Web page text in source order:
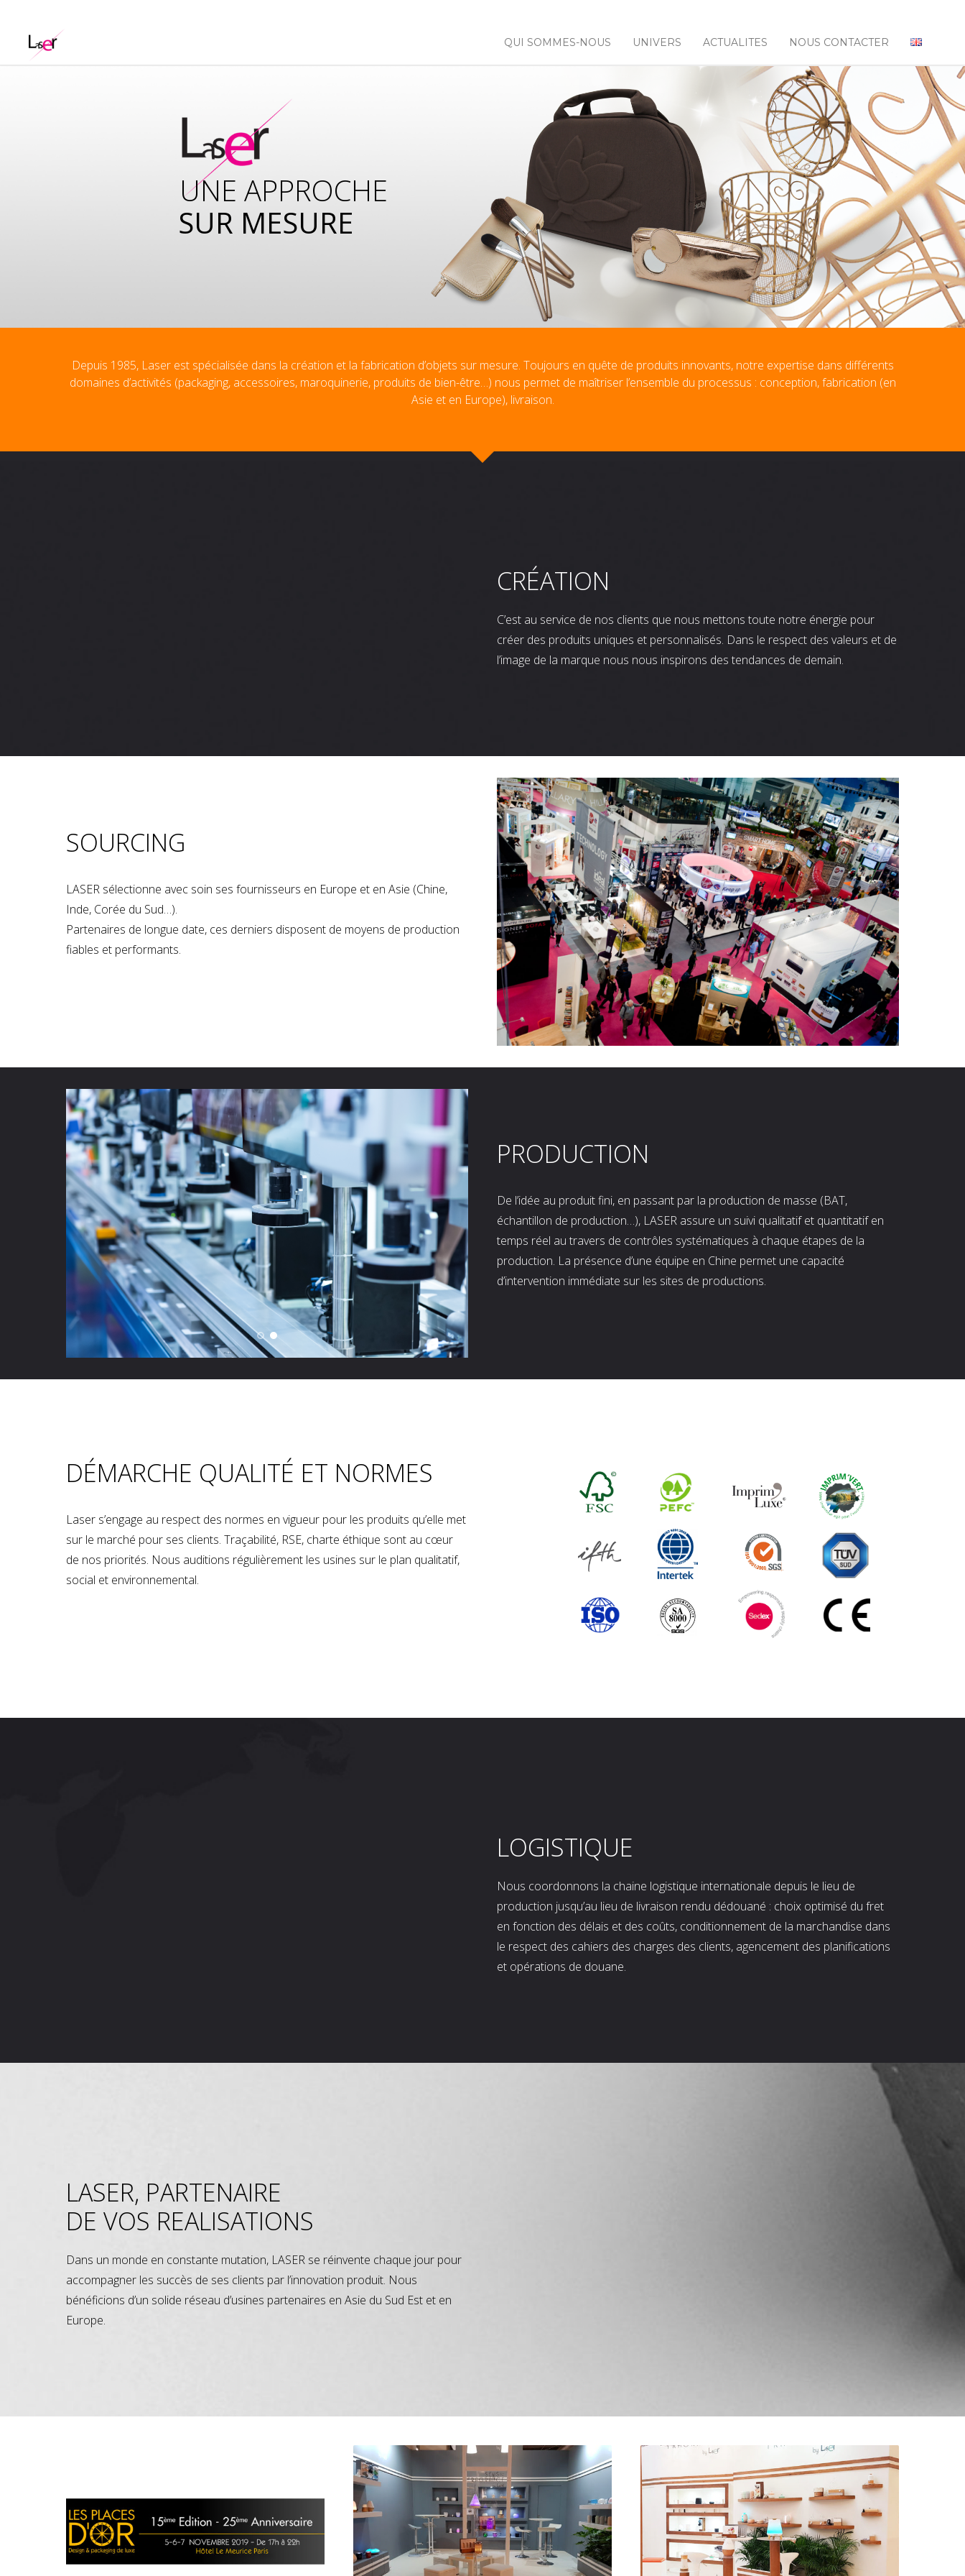
QUI SOMMES-NOUS UNIVERS ACTUALITES NOUS CONTACTER
SUR MESURE
UNE APPROCHE
Depuis 1985, Laser est spécialisée dans la création et la fabrication d’objets sur mesure. Toujours en quête de produits innovants, notre expertise dans différents
domaines d’activités (packaging, accessoires, maroquinerie, produits de bien-être…) nous permet de maîtriser l’ensemble du processus : conception, fabrication (en
Asie et en Europe), livraison.
CRÉATION
C’est au service de nos clients que nous mettons toute notre énergie pour
créer des produits uniques et personnalisés. Dans le respect des valeurs et de
l’image de la marque nous nous inspirons des tendances de demain.
SOURCING
LASER sélectionne avec soin ses fournisseurs en Europe et en Asie (Chine,
Inde, Corée du Sud…).
Partenaires de longue date, ces derniers disposent de moyens de production
fiables et performants.
PRODUCTION
De l’idée au produit fini, en passant par la production de masse (BAT,
échantillon de production…), LASER assure un suivi qualitatif et quantitatif en
temps réel au travers de contrôles systématiques à chaque étapes de la
production. La présence d’une équipe en Chine permet une capacité
d’intervention immédiate sur les sites de productions.
DÉMARCHE QUALITÉ ET NORMES
Laser s’engage au respect des normes en vigueur pour les produits qu’elle met
sur le marché pour ses clients. Traçabilité, RSE, charte éthique sont au cœur
de nos priorités. Nous auditions régulièrement les usines sur le plan qualitatif,
social et environnemental.
LOGISTIQUE
Nous coordonnons la chaine logistique internationale depuis le lieu de
production jusqu’au lieu de livraison rendu dédouané : choix optimisé du fret
en fonction des délais et des coûts, conditionnement de la marchandise dans
le respect des cahiers des charges des clients, agencement des planifications
et opérations de douane.
LASER, PARTENAIRE
DE VOS REALISATIONS
Dans un monde en constante mutation, LASER se réinvente chaque jour pour
accompagner les succès de ses clients par l’innovation produit. Nous
bénéficions d’un solide réseau d’usines partenaires en Asie du Sud Est et en
Europe.